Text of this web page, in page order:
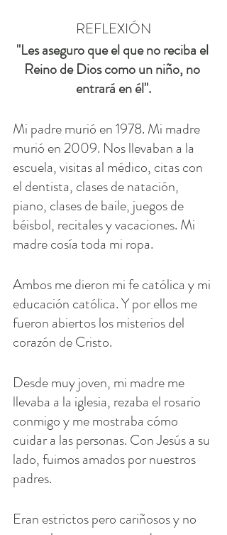
REFLEXIÓN
"Les aseguro que el que no reciba el
Reino de Dios como un niño, no
entrará en él".
Mi padre murió en 1978. Mi madre
murió en 2009. Nos llevaban a la
escuela, visitas al médico, citas con
el dentista, clases de natación,
piano, clases de baile, juegos de
béisbol, recitales y vacaciones. Mi
madre cosía toda mi ropa.
Ambos me dieron mi fe católica y mi
educación católica. Y por ellos me
fueron abiertos los misterios del
corazón de Cristo.
Desde muy joven, mi madre me
llevaba a la iglesia, rezaba el rosario
conmigo y me mostraba cómo
cuidar a las personas. Con Jesús a su
lado, fuimos amados por nuestros
padres.
Eran estrictos pero cariñosos y no